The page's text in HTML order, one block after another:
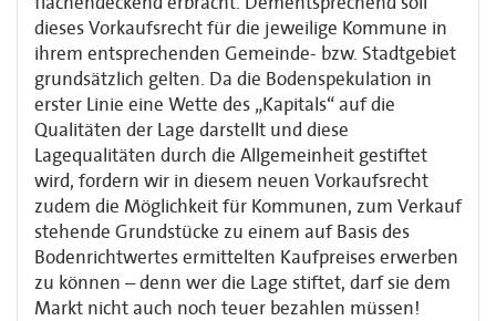
dieses Vorkaufsrecht für die jeweilige Kommune in
ihrem entsprechenden Gemeinde- bzw. Stadtgebiet
grundsätzlich gelten. Da die Bodenspekulation in
erster Linie eine Wette des „Kapitals“ auf die
Qualitäten der Lage darstellt und diese
Lagequalitäten durch die Allgemeinheit gestiftet
wird, fordern wir in diesem neuen Vorkaufsrecht
zudem die Möglichkeit für Kommunen, zum Verkauf
stehende Grundstücke zu einem auf Basis des
Bodenrichtwertes ermittelten Kaufpreises erwerben
zu können – denn wer die Lage stiftet, darf sie dem
Markt nicht auch noch teuer bezahlen müssen!